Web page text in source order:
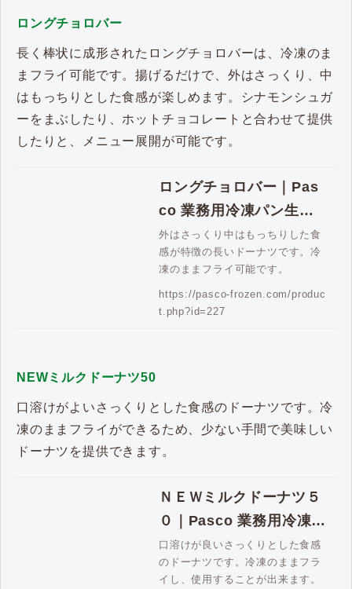
ロングチョロバー
長く棒状に成形されたロングチョロバーは、冷凍のま
まフライ可能です。揚げるだけで、外はさっくり、中
はもっちりとした食感が楽しめます。シナモンシュガ
ーをまぶしたり、ホットチョコレートと合わせて提供
したりと、メニュー展開が可能です。
ロングチョロバー｜Pas
co 業務用冷凍パン生地
通販 | Pasco 業務用冷凍
パン生地通販
外はさっくり中はもっちりした食
感が特徴の長いドーナツです。冷
凍のままフライ可能です。
https://pasco-frozen.com/produc
t.php?id=227
NEWミルクドーナツ50
口溶けがよいさっくりとした食感のドーナツです。冷
凍のままフライができるため、少ない手間で美味しい
ドーナツを提供できます。
ＮＥＷミルクドーナツ５
０｜Pasco 業務用冷凍パ
ン生地通販 | Pasco 業務
用冷凍パン生地通販
口溶けが良いさっくりとした食感
のドーナツです。冷凍のままフラ
イし、使用することが出来ます。